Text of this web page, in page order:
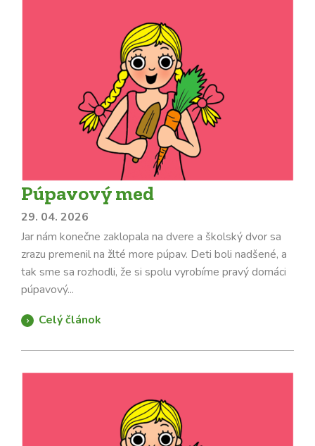
Púpavový med
29. 04. 2026
Jar nám konečne zaklopala na dvere a školský dvor sa
zrazu premenil na žlté more púpav. Deti boli nadšené, a
tak sme sa rozhodli, že si spolu vyrobíme pravý domáci
púpavový...
Celý článok